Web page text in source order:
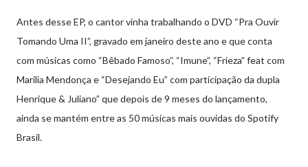
Antes desse EP, o cantor vinha trabalhando o DVD “Pra Ouvir
Tomando Uma II”, gravado em janeiro deste ano e que conta
com músicas como “Bêbado Famoso”, “Imune”, “Frieza” feat com
Marília Mendonça e “Desejando Eu” com participação da dupla
Henrique & Juliano” que depois de 9 meses do lançamento,
ainda se mantém entre as 50 músicas mais ouvidas do Spotify
Brasil.